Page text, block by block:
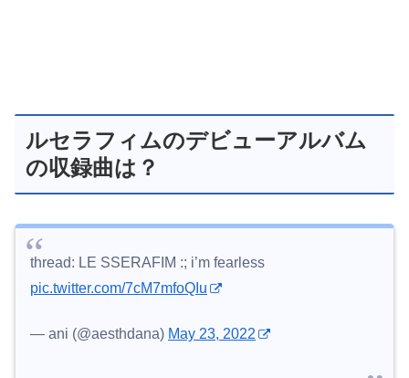
ルセラフィムのデビューアルバム
の収録曲は？
thread: LE SSERAFIM :; i’m fearless
pic.twitter.com/7cM7mfoQIu
— ani (@aesthdana) May 23, 2022